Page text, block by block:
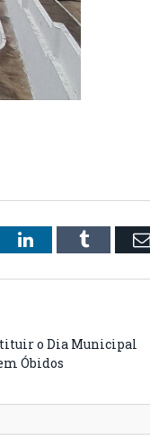
LinkedInTumblr
o Dia Municipal
Óbidos